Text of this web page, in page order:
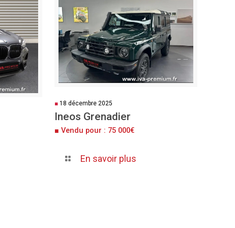
■18 décembre 2025
Ineos Grenadier
■ Vendu pour : 75 000€
En savoir plus